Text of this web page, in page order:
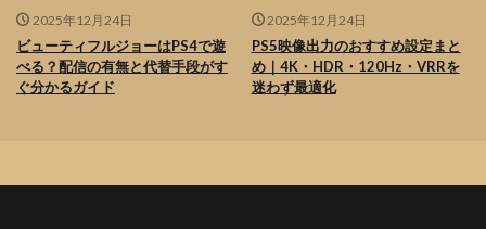
2025年12月24日
ビューティフルジョーはPS4で遊
べる？配信の有無と代替手段がす
ぐ分かるガイド
2025年12月24日
PS5映像出力のおすすめ設定まと
め｜4K・HDR・120Hz・VRRを
迷わず最適化